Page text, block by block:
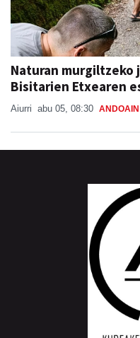
Naturan murgiltzeko
Bisitarien Etxearen
Aiurri abu 05, 08:30 ANDOAIN